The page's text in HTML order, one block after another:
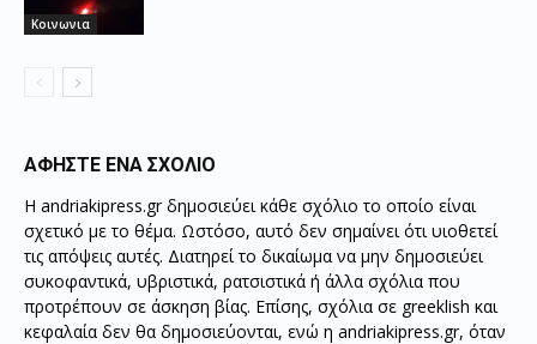
Κοινωνια
ΑΦΗΣΤΕ ΕΝΑ ΣΧΟΛΙΟ
Η andriakipress.gr δημοσιεύει κάθε σχόλιο το οποίο είναι
σχετικό με το θέμα. Ωστόσο, αυτό δεν σημαίνει ότι υιοθετεί
τις απόψεις αυτές. Διατηρεί το δικαίωμα να μην δημοσιεύει
συκοφαντικά, υβριστικά, ρατσιστικά ή άλλα σχόλια που
προτρέπουν σε άσκηση βίας. Επίσης, σχόλια σε greeklish και
κεφαλαία δεν θα δημοσιεύονται, ενώ η andriakipress.gr, όταν